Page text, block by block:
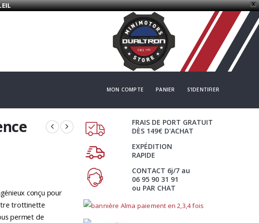
X
MON COMPTE PANIER S'IDENTIFIER
conçu pour
trottinette
permet de
FRAIS DE PORT GRATUIT
DÈS 149€ D'ACHAT
EXPÉDITION
RAPIDE
CONTACT 6j/7 au
06 95 90 31 91
ou PAR CHAT